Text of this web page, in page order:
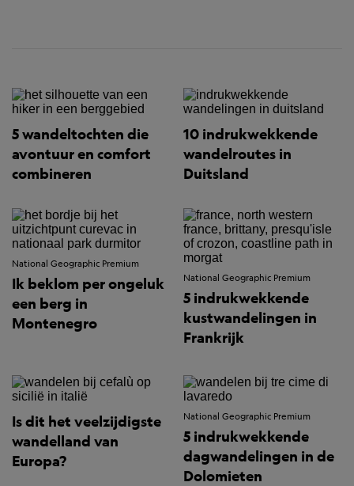
5 wandeltochten die
avontuur en comfort
combineren
10 indrukwekkende
wandelroutes in
Duitsland
National Geographic Premium
Ik beklom per ongeluk
een berg in
Montenegro
National Geographic Premium
5 indrukwekkende
kustwandelingen in
Frankrijk
Is dit het veelzijdigste
wandelland van
Europa?
National Geographic Premium
5 indrukwekkende
dagwandelingen in de
Dolomieten